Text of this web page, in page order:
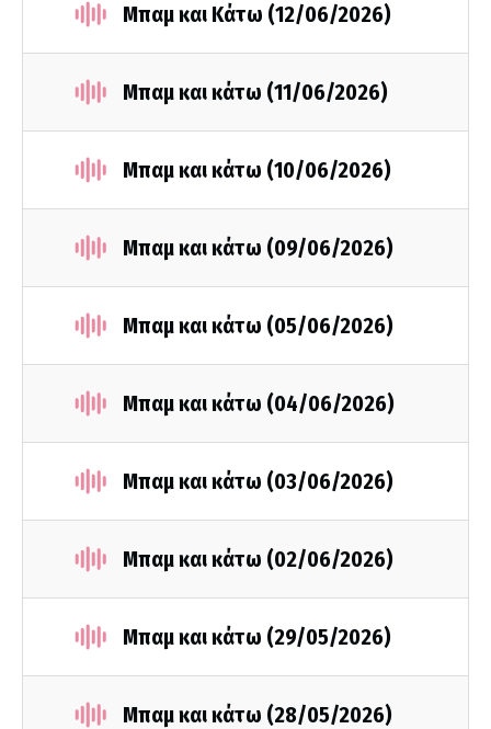
Μπαμ και Κάτω (12/06/2026)
Μπαμ και κάτω (11/06/2026)
Μπαμ και κάτω (10/06/2026)
Μπαμ και κάτω (09/06/2026)
Μπαμ και κάτω (05/06/2026)
Μπαμ και κάτω (04/06/2026)
Μπαμ και κάτω (03/06/2026)
Μπαμ και κάτω (02/06/2026)
Μπαμ και κάτω (29/05/2026)
Μπαμ και κάτω (28/05/2026)